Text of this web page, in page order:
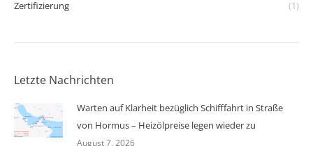
Zertifizierung
(1)
Letzte Nachrichten
Warten auf Klarheit bezüglich Schifffahrt in Straße
von Hormus – Heizölpreise legen wieder zu
August 7, 2026